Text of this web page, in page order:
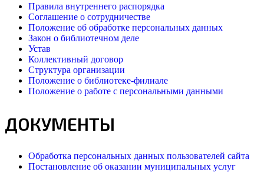
Правила внутреннего распорядка
Соглашение о сотрудничестве
Положение об обработке персональных данных
Закон о библиотечном деле
Устав
Коллективный договор
Структура организации
Положение о библиотеке-филиале
Положение о работе с персональными данными
ДОКУМЕНТЫ
Обработка персональных данных пользователей сайта
Постановление об оказании муниципальных услуг